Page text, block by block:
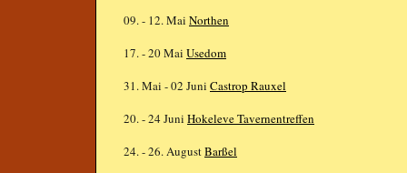
09. - 12. Mai Northen
17. - 20 Mai Usedom
31. Mai - 02 Juni Castrop Rauxel
20. - 24 Juni Hokeleve Tavernentreffen
24. - 26. AugustBarßel